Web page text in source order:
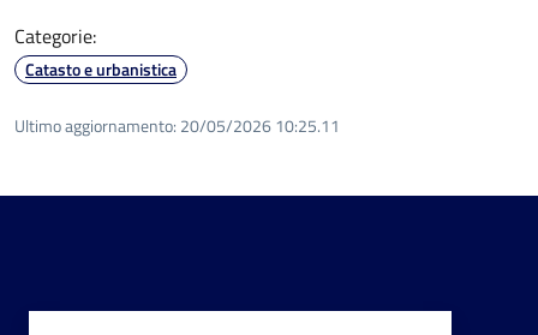
Categorie:
Catasto e urbanistica
Ultimo aggiornamento: 20/05/2026 10:25.11